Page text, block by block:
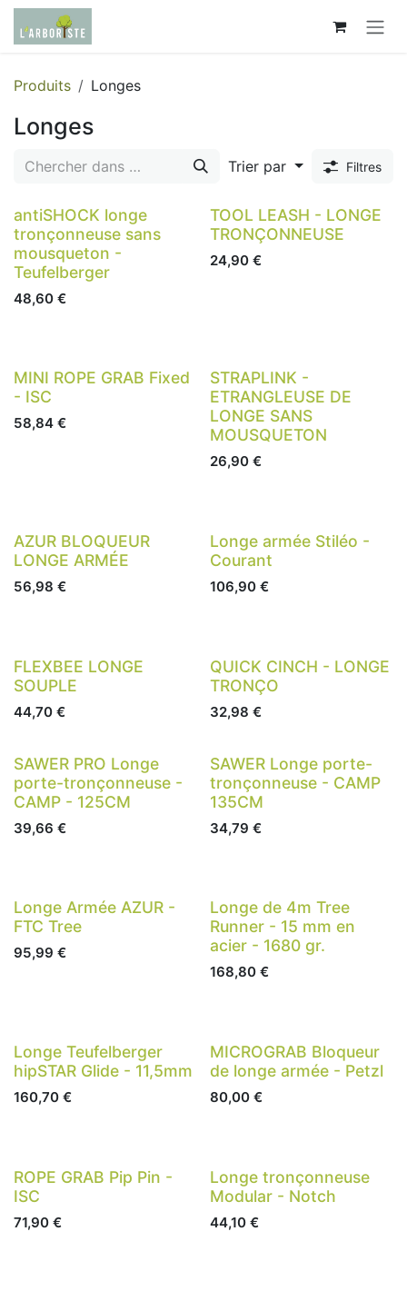
Se rendre au contenu
Produits Longes
Longes
Trier par Filtres
antiSHOCK longe
tronçonneuse sans
mousqueton -
Teufelberger
48,60 €
TOOL LEASH - LONGE
TRONÇONNEUSE
24,90 €
MINI ROPE GRAB Fixed
- ISC
58,84 €
STRAPLINK -
ETRANGLEUSE DE
LONGE SANS
MOUSQUETON
26,90 €
AZUR BLOQUEUR
LONGE ARMÉE
56,98 €
Longe armée Stiléo -
Courant
106,90 €
FLEXBEE LONGE
SOUPLE
44,70 €
Nouveau !
QUICK CINCH - LONGE
TRONÇO
32,98 €
Nouveau !
SAWER PRO Longe
porte-tronçonneuse -
CAMP - 125CM
39,66 €
SAWER Longe porte-
tronçonneuse - CAMP
135CM
34,79 €
Longe Armée AZUR -
FTC Tree
95,99 €
Longe de 4m Tree
Runner - 15 mm en
acier - 1680 gr.
168,80 €
Longe Teufelberger
hipSTAR Glide - 11,5mm
160,70 €
MICROGRAB Bloqueur
de longe armée - Petzl
80,00 €
ROPE GRAB Pip Pin -
ISC
71,90 €
Longe tronçonneuse
Modular - Notch
44,10 €